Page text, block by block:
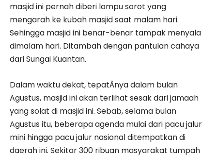
masjid ini pernah diberi lampu sorot yang
mengarah ke kubah masjid saat malam hari.
Sehingga masjid ini benar-benar tampak menyala
dimalam hari. Ditambah dengan pantulan cahaya
dari Sungai Kuantan.
Dalam waktu dekat, tepatÂ­nya dalam bulan
Agustus, masjid ini akan terlihat sesak dari jamaah
yang solat di masjid ini. Sebab, selama bulan
Agustus itu, beberapa agenda mulai dari pacu jalur
mini hingga pacu jalur nasional ditempatkan di
daerah ini. Sekitar 300 ribuan masyarakat tumpah